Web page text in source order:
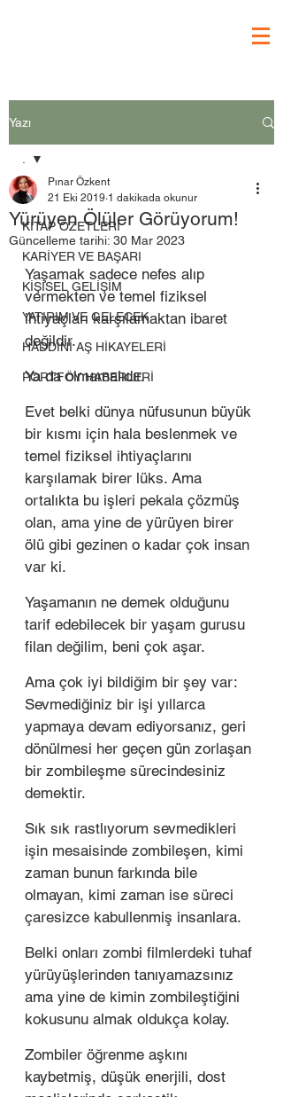
Yazı
.
KİTAP ÖZETLERİ
KARİYER VE BAŞARI
KİŞİSEL GELİŞİM
YATIRIM VE GELECEK
HADDİNİ AŞ HİKAYELERİ
PORTFÖY HABERLERİ
Yürüyen Ölüler Görüyorum!
Pınar Özkent
21 Eki 2019 1 dakikada okunur
Güncelleme tarihi: 30 Mar 2023
Yaşamak sadece nefes alıp
vermekten ve temel fiziksel
ihtiyaçları karşılamaktan ibaret
değildir.
Ya da olmamalıdır.
Evet belki dünya nüfusunun büyük
bir kısmı için hala beslenmek ve
temel fiziksel ihtiyaçlarını
karşılamak birer lüks. Ama
ortalıkta bu işleri pekala çözmüş
olan, ama yine de yürüyen birer
ölü gibi gezinen o kadar çok insan
var ki.
Yaşamanın ne demek olduğunu
tarif edebilecek bir yaşam gurusu
filan değilim, beni çok aşar.
Ama çok iyi bildiğim bir şey var:
Sevmediğiniz bir işi yıllarca
yapmaya devam ediyorsanız, geri
dönülmesi her geçen gün zorlaşan
bir zombileşme sürecindesiniz
demektir.
Sık sık rastlıyorum sevmedikleri
işin mesaisinde zombileşen, kimi
zaman bunun farkında bile
olmayan, kimi zaman ise süreci
çaresizce kabullenmiş insanlara.
Belki onları zombi filmlerdeki tuhaf
yürüyüşlerinden tanıyamazsınız
ama yine de kimin zombileştiğini
kokusunu almak oldukça kolay.
Zombiler öğrenme aşkını
kaybetmiş, düşük enerjili, dost